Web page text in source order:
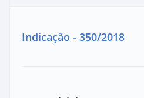
Indicação - 350/2018